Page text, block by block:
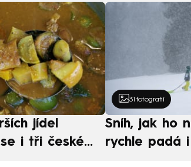
jídel
i tři české
31 fotografií
Sníh, jak ho
rychle padá